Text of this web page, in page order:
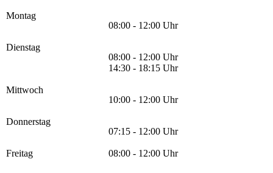
Montag
08:00 - 12:00 Uhr
Dienstag
08:00 - 12:00 Uhr
14:30 - 18:15 Uhr
Mittwoch
10:00 - 12:00 Uhr
Donnerstag
07:15 - 12:00 Uhr
Freitag 08:00 - 12:00 Uhr